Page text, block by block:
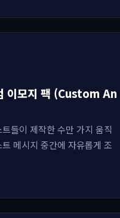
이모지 팩 (Custom An
들이 제작한 수만 가지 움직
메시지 중간에 자유롭게 조